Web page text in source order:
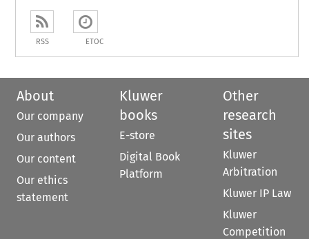
RSS ETOC
About
Our company
Our authors
Our content
Our ethics
statement
Kluwer
books
E-store
Digital Book
Platform
Other
research
sites
Kluwer
Arbitration
Kluwer IP Law
Kluwer
Competition